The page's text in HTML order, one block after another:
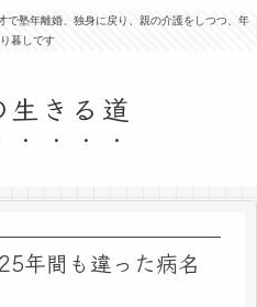
で塾年離婚、独身に戻り、親の介護をしつつ、年
暮しです
生きる道
年間も違った病名